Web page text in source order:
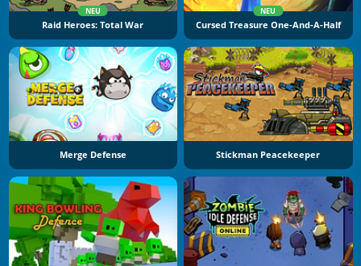
NEU
Raid Heroes: Total War
NEU
Cursed Treasure One-And-A-Half
Merge Defense Stickman Peacekeeper